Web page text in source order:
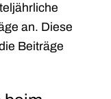
an. Diese
Beiträge